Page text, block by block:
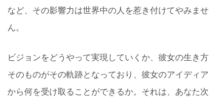
など、その影響力は世界中の人を惹き付けてやみませ
ん。
ビジョンをどうやって実現していくか、彼女の生き方
そのものがその軌跡となっており、彼女のアイディア
から何を受け取ることができるか。それは、あなた次